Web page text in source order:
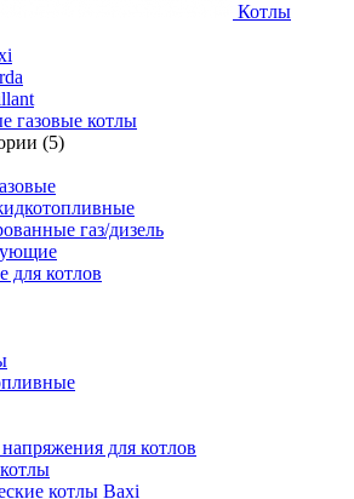
Котлы
газовые котлы
(5)
газ/дизель
котлов
для котлов
котлы Baxi